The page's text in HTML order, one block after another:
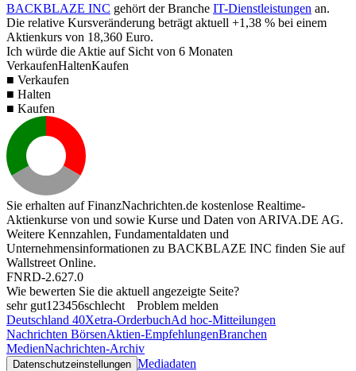
BACKBLAZE INC gehört der Branche IT-Dienstleistungen an.
Die relative Kursveränderung beträgt aktuell +1,38 % bei einem
Aktienkurs von 18,360 Euro.
Ich würde die Aktie auf Sicht von 6 Monaten
VerkaufenHaltenKaufen
■ Verkaufen
■ Halten
■ Kaufen
Sie erhalten auf FinanzNachrichten.de kostenlose Realtime-
Aktienkurse von und sowie Kurse und Daten von ARIVA.DE AG.
Weitere Kennzahlen, Fundamentaldaten und
Unternehmensinformationen zu BACKBLAZE INC finden Sie auf
Wallstreet Online.
FNRD-2.627.0
Wie bewerten Sie die aktuell angezeigte Seite?
sehr gut1 23456schlecht
Problem melden
Deutschland 40Xetra-OrderbuchAd hoc-Mitteilungen
Nachrichten BörsenAktien-EmpfehlungenBranchen
MedienNachrichten-Archiv
Datenschutzeinstellungen Mediadaten